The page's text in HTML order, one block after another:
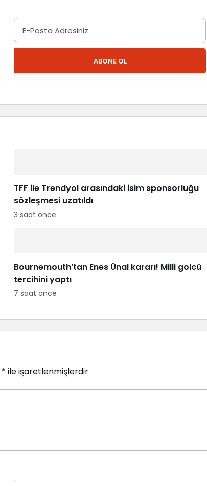
ABONE OL
TFF ile Trendyol arasındaki isim sponsorluğu
sözleşmesi uzatıldı
3 saat önce
Bournemouth’tan Enes Ünal kararı! Milli golcü
tercihini yaptı
7 saat önce
* ile işaretlenmişlerdir